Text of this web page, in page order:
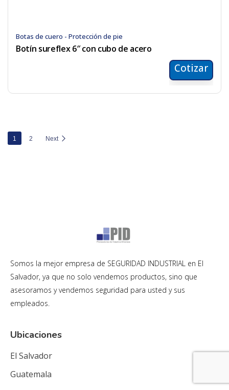
Botas de cuero - Protección de pie
Botín sureflex 6″ con cubo de acero
Cotizar
1 2 Next
Somos la mejor empresa de SEGURIDAD INDUSTRIAL en El
Salvador, ya que no solo vendemos productos, sino que
asesoramos y vendemos seguridad para usted y sus
empleados.
Ubicaciones
El Salvador
Guatemala